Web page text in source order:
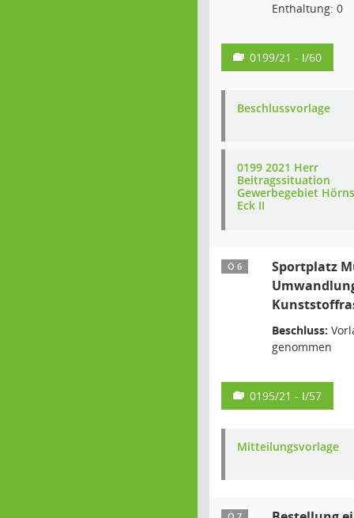
Enthaltung: 0
0199/21 - I/60
Beschlussvorlage
0199 2021 Herr
Beitragssituation
Gewerbegebiet
Eck II
Ö 6
Sportplatz
Beschluss:
genommen
0195/21 - I/57
Mitteilungsvorlage